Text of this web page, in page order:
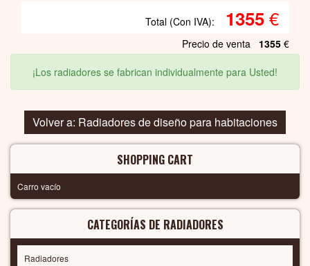
Total (Con IVA): 1355€
Precio de venta 1355 €
¡Los radiadores se fabrican individualmente para Usted!
Volver a: Radiadores de diseño para habitaciones
SHOPPING CART
Carro vacío
CATEGORÍAS DE RADIADORES
Radiadores